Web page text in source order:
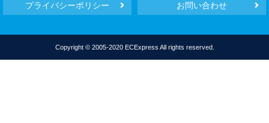
プライバシーポリシー お問い合わせ
Copyright © 2005-2020 ECExpress All rights reserved.